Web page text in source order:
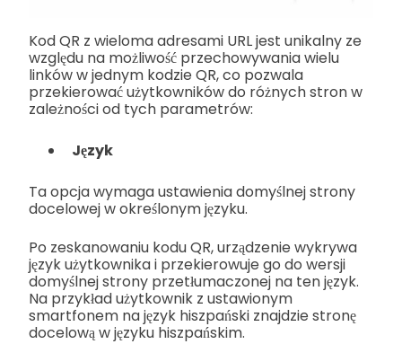
Kod QR z wieloma adresami URL jest unikalny ze
względu na możliwość przechowywania wielu
linków w jednym kodzie QR, co pozwala
przekierować użytkowników do różnych stron w
zależności od tych parametrów:
Język
Ta opcja wymaga ustawienia domyślnej strony
docelowej w określonym języku.
Po zeskanowaniu kodu QR, urządzenie wykrywa
język użytkownika i przekierowuje go do wersji
domyślnej strony przetłumaczonej na ten język.
Na przykład użytkownik z ustawionym
smartfonem na język hiszpański znajdzie stronę
docelową w języku hiszpańskim.